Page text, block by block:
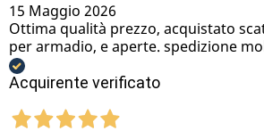
15 Maggio 2026
Ottima qualità prezzo, acquistato
per armadio, e aperte. spedizione
Acquirente verificato